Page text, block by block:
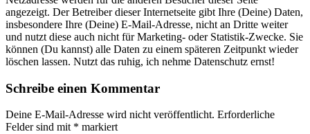
angezeigt. Der Betreiber dieser Internetseite gibt Ihre (Deine) Daten,
insbesondere Ihre (Deine) E-Mail-Adresse, nicht an Dritte weiter
und nutzt diese auch nicht für Marketing- oder Statistik-Zwecke. Sie
können (Du kannst) alle Daten zu einem späteren Zeitpunkt wieder
löschen lassen. Nutzt das ruhig, ich nehme Datenschutz ernst!
Schreibe einen Kommentar
Deine E-Mail-Adresse wird nicht veröffentlicht. Erforderliche
Felder sind mit * markiert